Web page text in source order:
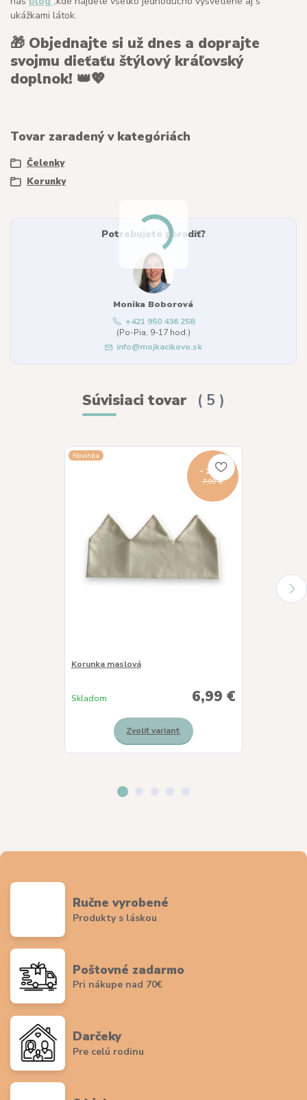
ukážkami látok.
🎁 Objednajte si už dnes a doprajte
svojmu dieťaťu štýlový kráľovský
doplnok! 👑💖
Tovar zaradený v kategóriách
Čelenky
Korunky
Potrebujete poradiť?
Monika Boborová
+421 950 436 258
(Po-Pia, 9-17 hod.)
info@mojkacikovo.sk
Súvisiaci tovar 5
Novinka
7,99 €
- 13 %
Korunka maslová
6,99 €
Skladom
Zvoliť variant
Ručne vyrobené
Produkty s láskou
Poštovné zadarmo
Pri nákupe nad 70€
Darčeky
Pre celú rodinu